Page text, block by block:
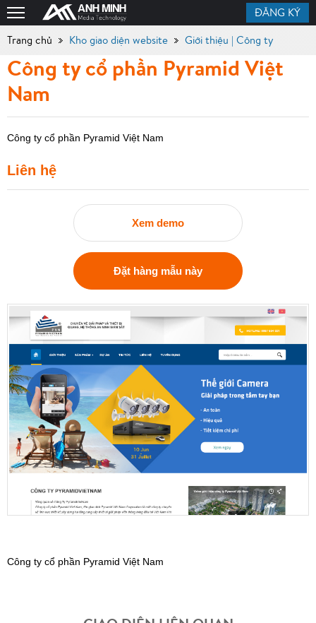
ĐĂNG KÝ
Trang chủ Kho giao diện website Giới thiệu | Công ty
Công ty cổ phần Pyramid Việt
Nam
Công ty cổ phần Pyramid Việt Nam
Liên hệ
Xem demo
Đặt hàng mẫu này
Công ty cổ phần Pyramid Việt Nam